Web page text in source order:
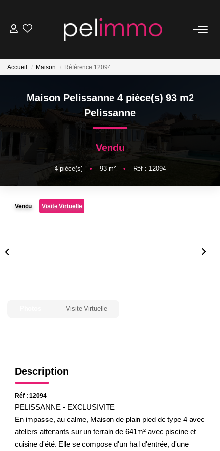
Belles Demeures
NOS SERVICES
Accueil Maison Référence 12094
Maison Pelissanne 4 pièce(s) 93 m2
Pelissanne
Vendu
4pièce(s) • 93m² • Réf : 12094
Vendu Visite Virtuelle
Visite Virtuelle
Description
Réf : 12094
PELISSANNE - EXCLUSIVITE
En impasse, au calme, Maison de plain pied de type 4 avec
ateliers attenants sur un terrain de 641m² avec piscine et
cuisine d'été. Elle se compose d'un hall d'entrée, d'une